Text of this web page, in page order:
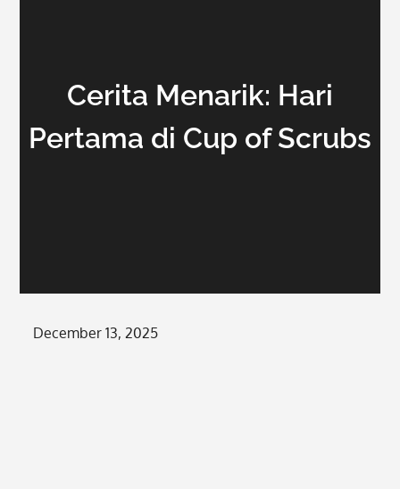
Cerita Menarik: Hari
Pertama di Cup of Scrubs
Posted
December 13, 2025